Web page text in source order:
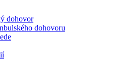
dohovor
dohovoru